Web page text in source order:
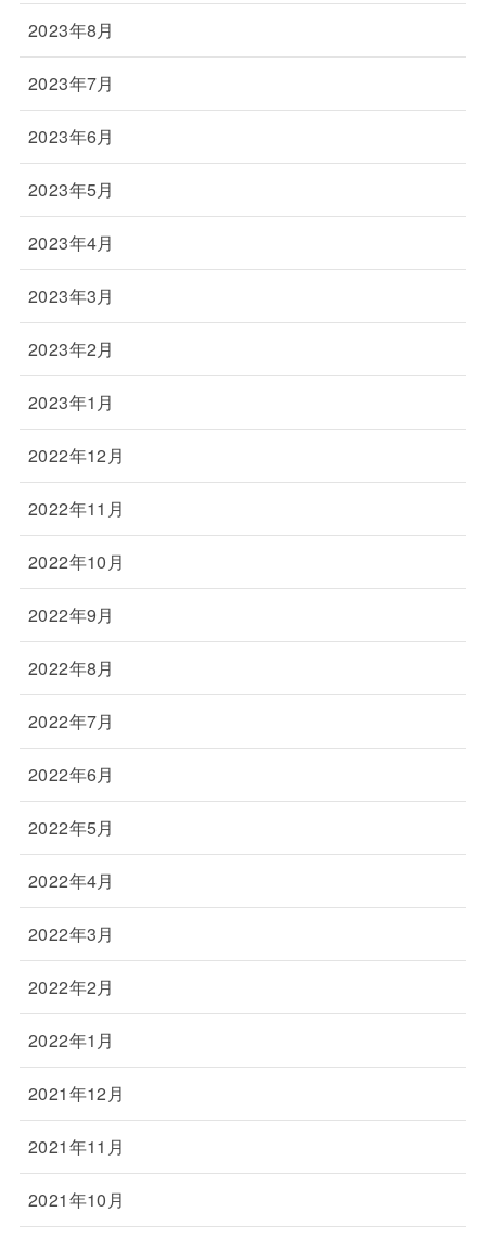
2023年8月
2023年7月
2023年6月
2023年5月
2023年4月
2023年3月
2023年2月
2023年1月
2022年12月
2022年11月
2022年10月
2022年9月
2022年8月
2022年7月
2022年6月
2022年5月
2022年4月
2022年3月
2022年2月
2022年1月
2021年12月
2021年11月
2021年10月